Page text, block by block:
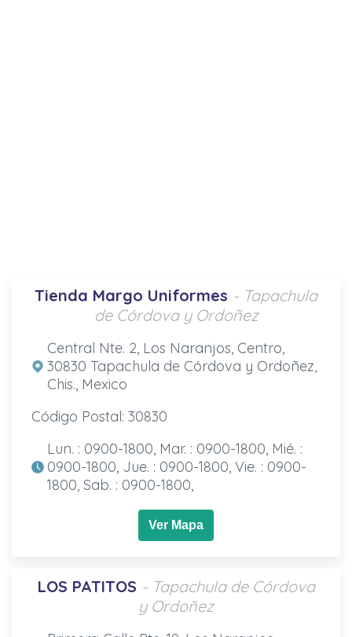
Tienda Margo Uniformes - Tapachula
de Córdova y Ordoñez
Central Nte. 2, Los Naranjos, Centro,
30830 Tapachula de Córdova y Ordoñez,
Chis., Mexico
Código Postal: 30830
Lun. : 0900-1800, Mar. : 0900-1800, Mié. :
0900-1800, Jue. : 0900-1800, Vie. : 0900-
1800, Sab. : 0900-1800,
Ver Mapa
LOS PATITOS - Tapachula de Córdova
y Ordoñez